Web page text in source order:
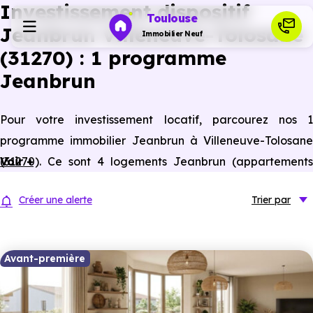
Toulouse
Immobilier Neuf
Programmes neufs
Ressources
Financer
Investissement dispositif
Jeanbrun Villeneuve-Tolosane
(31270) : 1 programme
Jeanbrun
Pour votre investissement locatif, parcourez nos 1
programme immobilier Jeanbrun à Villeneuve-Tolosane
(31270). Ce sont 4 logements Jeanbrun (appartements
éligibles à ce statut du bailleur privé.
Voir +
Créer une alerte Trier par
Avant-première